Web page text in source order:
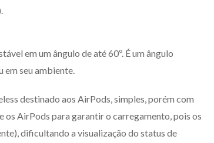
em um ângulo de até 60º. É um ângulo
seu ambiente.
destinado aos AirPods, simples, porém com
os AirPods para garantir o carregamento, pois os
dificultando a visualização do status de